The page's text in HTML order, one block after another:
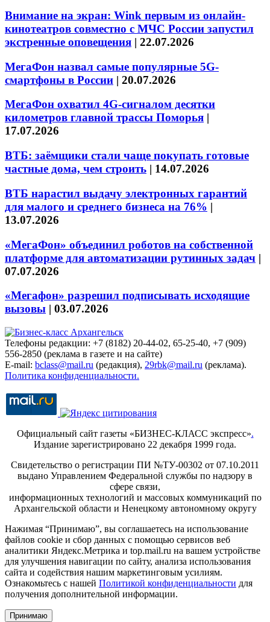
Внимание на экран: Wink первым из онлайн-
кинотеатров совместно с МЧС России запустил
экстренные оповещения | 22.07.2026
МегаФон назвал самые популярные 5G-
смартфоны в России | 20.07.2026
МегаФон охватил 4G-сигналом десятки
километров главной трассы Поморья |
17.07.2026
ВТБ: заёмщики стали чаще покупать готовые
частные дома, чем строить | 14.07.2026
ВТБ нарастил выдачу электронных гарантий
для малого и среднего бизнеса на 76% |
13.07.2026
«МегаФон» объединил роботов на собственной
платформе для автоматизации рутинных задач |
07.07.2026
«Мегафон» разрешил подписывать исходящие
вызовы | 03.07.2026
Телефоны редакции: +7 (8182) 20-44-02, 65-25-40, +7 (909)
556-2850 (реклама в газете и на сайте)
E-mail: bclass@mail.ru (редакция), 29rbk@mail.ru (реклама).
Политика конфиденциальности.
Официальный сайт газеты «БИЗНЕС-КЛАСС экспресс».
Издание зарегистрировано 22 декабря 1999 года.
Свидетельство о регистрации ПИ №ТУ-00302 от 07.10.2011
выдано Управлением Федеральной службы по надзору в
сфере связи,
информационных технологий и массовых коммуникаций по
Архангельской области и Ненецкому автономному округу
Нажимая “Принимаю”, вы соглашаетесь на использование
файлов cookie и сбор данных с помощью сервисов веб
аналитики Яндекс.Метрика и top.mail.ru на вашем устройстве
для улучшения навигации по сайту, анализа использования
сайта и содействия нашим маркетинговым усилиям.
Ознакомьтесь с нашей Политикой конфиденциальности для
получения дополнительной информации.
Принимаю